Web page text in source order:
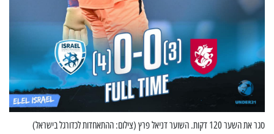
סגר את השער 120 דקות. השוער דניאל פרץ (צילום: ההתאחדות לכדורגל בישראל)